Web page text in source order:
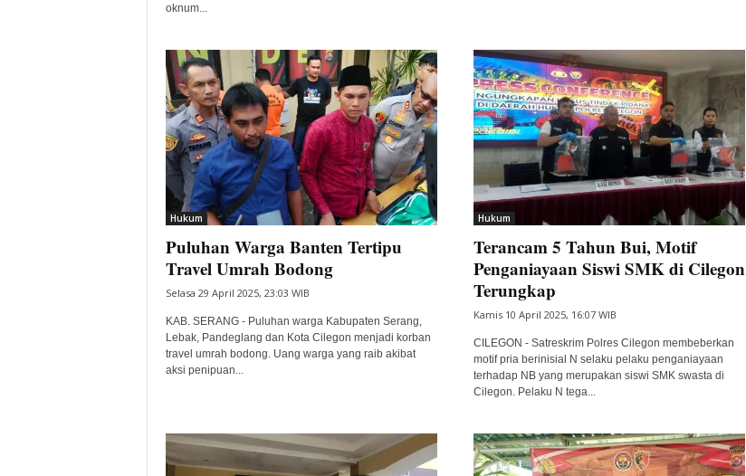
oknum...
Hukum
Puluhan Warga Banten Tertipu
Travel Umrah Bodong
Selasa 29 April 2025, 23:03 WIB
KAB. SERANG - Puluhan warga Kabupaten Serang,
Lebak, Pandeglang dan Kota Cilegon menjadi korban
travel umrah bodong. Uang warga yang raib akibat
aksi penipuan...
Hukum
Terancam 5 Tahun Bui, Motif
Penganiayaan Siswi SMK di Cilegon
Terungkap
Kamis 10 April 2025, 16:07 WIB
CILEGON - Satreskrim Polres Cilegon membeberkan
motif pria berinisial N selaku pelaku penganiayaan
terhadap NB yang merupakan siswi SMK swasta di
Cilegon. Pelaku N tega...